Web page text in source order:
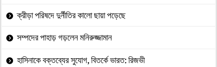
ক্রীড়া পরিষদে দুর্নীতির কালো ছায়া পড়েছে
সম্পদের পাহাড় গড়লেন মনিরুজ্জামান
হাসিনাকে বক্তব্যের সুযোগ, বিতর্কে ভারত: রিজভী